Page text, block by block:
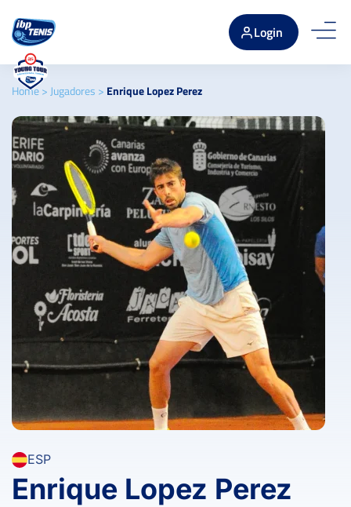
Login
Home> Jugadores > Enrique Lopez Perez
ESP
Enrique Lopez Perez